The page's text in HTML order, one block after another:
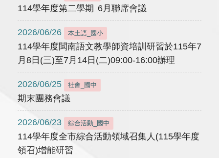
114學年度第二學期 6月聯席會議
2026/06/26 本土語_國小
114學年度閩南語文教學師資培訓研習於115年7
月8日(三)至7月14日(二)09:00-16:00辦理
2026/06/25 社會_國中
期末團務會議
2026/06/23 綜合活動_國中
114學年度全市綜合活動領域召集人(115學年度
領召)增能研習